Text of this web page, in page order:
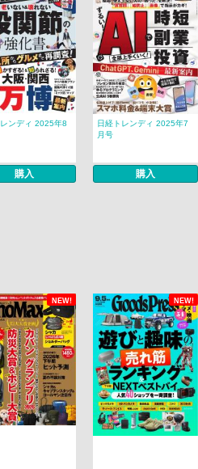
ンディ 2025年8
購入
日経トレンディ 2025年7
月号
購入
NEW! NEW!